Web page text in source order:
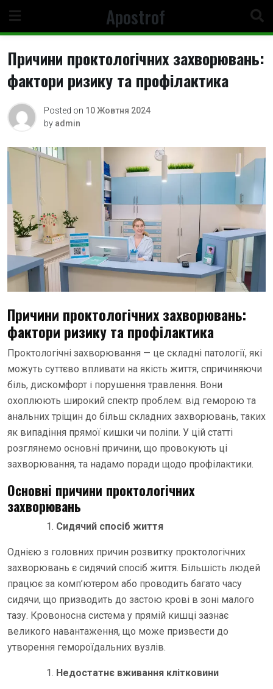
content
Apostrof
Причини проктологічних захворювань:
фактори ризику та профілактика
Posted on 10 Жовтня 2024
by admin
Причини проктологічних захворювань:
фактори ризику та профілактика
Проктологічні захворювання — це складні патології, які
можуть суттєво впливати на якість життя, спричиняючи
біль, дискомфорт і порушення травлення. Вони
охоплюють широкий спектр проблем: від геморою та
анальних тріщин до більш складних захворювань, таких
як випадіння прямої кишки чи поліпи. У цій статті
розглянемо основні причини, що провокують ці
захворювання, та надамо поради щодо профілактики.
Основні причини проктологічних
захворювань
Сидячий спосіб життя
Однією з головних причин розвитку проктологічних
захворювань є сидячий спосіб життя. Більшість людей
працює за комп’ютером або проводить багато часу
сидячи, що призводить до застою крові в зоні малого
тазу. Кровоносна система у прямій кишці зазнає
великого навантаження, що може призвести до
утворення гемороїдальних вузлів.
Недостатнє вживання клітковини